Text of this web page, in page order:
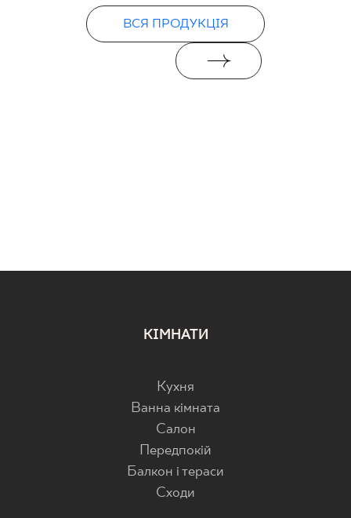
ВСЯ ПРОДУКЦІЯ
КІМНАТИ
Кухня
Ванна кімната
Салон
Передпокій
Балкон і тераси
Cходи